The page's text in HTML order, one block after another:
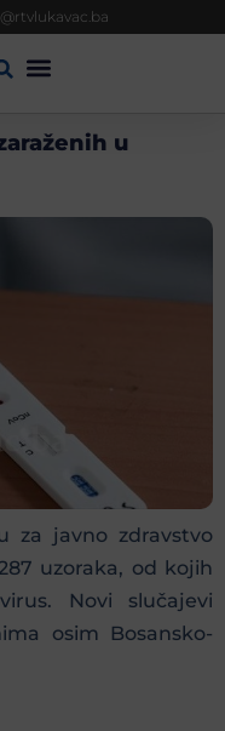
u
za javno zdravstvo
uzoraka, od kojih
Novi slučajevi
osim Bosansko-